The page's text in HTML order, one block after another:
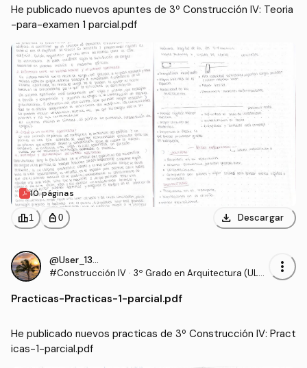
He publicado nuevos apuntes de 3º Construcción IV: Teoria
-para-examen 1 parcial.pdf
10 páginas
leaderboard1 personal_bag 0 download Descargar
@User_130540
#Construcción IV · 3º Grado en Arquitectura (ULP
more_vert
Practicas-Practicas-1-parcial.pdf
He publicado nuevos practicas de 3º Construcción IV: Pract
icas-1-parcial.pdf